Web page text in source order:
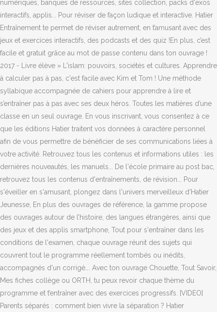
numériques, banques de ressources, sites collection, packs d'exos
interactifs, applis... Pour réviser de façon ludique et interactive. Hatier
Entraînement te permet de réviser autrement, en t’amusant avec des
jeux et exercices interactifs, des podcasts et des quiz !En plus, c’est
facile et gratuit grâce au mot de passe contenu dans ton ouvrage !
2017 - Livre élève » L'islam: pouvoirs, sociétés et cultures. Apprendre
à calculer pas à pas, c'est facile avec Kim et Tom ! Une méthode
syllabique accompagnée de cahiers pour apprendre à lire et
s’entraîner pas à pas avec ses deux héros. Toutes les matières d’une
classe en un seul ouvrage. En vous inscrivant, vous consentez à ce
que les éditions Hatier traitent vos données à caractère personnel
afin de vous permettre de bénéficier de ses communications liées à
votre activité. Retrouvez tous les contenus et informations utiles : les
dernières nouveautés, les manuels... De l'école primaire au post bac,
retrouvez tous les contenus d'entraînements, de révision... Pour
s'éveiller en s'amusant, plongez dans l'univers merveilleux d'Hatier
Jeunesse, En plus des ouvrages de référence, la gamme propose
des ouvrages autour de l’histoire, des langues étrangères, ainsi que
des jeux et des applis smartphone, Tout pour s'entraîner dans les
conditions de l'examen, chaque ouvrage réunit des sujets qui
couvrent tout le programme réellement tombés ou inédits,
accompagnés d'un corrigé…. Avec ton ouvrage Chouette, Tout Savoir,
Mes fiches collège ou ORTH, tu peux revoir chaque thème du
programme et t’entraîner avec des exercices progressifs. [VIDEO]
Parents séparés : comment bien vivre la séparation ? Hatier